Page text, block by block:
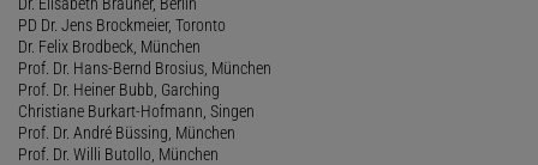
PD Dr. Jens Brockmeier, Toronto
Dr. Felix Brodbeck, München
Prof. Dr. Hans-Bernd Brosius, München
Prof. Dr. Heiner Bubb, Garching
Christiane Burkart-Hofmann, Singen
Prof. Dr. André Büssing, München
Prof. Dr. Willi Butollo, München